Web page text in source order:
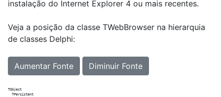
instalação do Internet Explorer 4 ou mais recentes.
Veja a posição da classe TWebBrowser na hierarquia
de classes Delphi:
Aumentar Fonte Diminuir Fonte
TObject
  TPersistent